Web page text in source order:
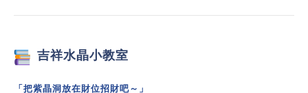
吉祥水晶小教室
「把紫晶洞放在財位招財吧～」